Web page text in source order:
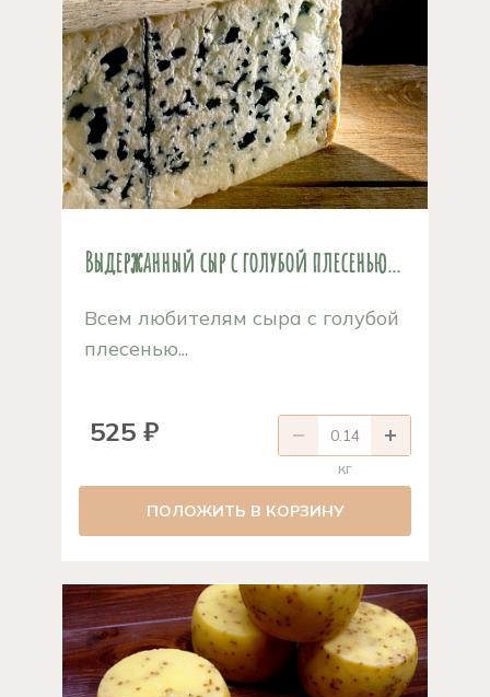
Выдержанный сыр с голубой плесенью...
Всем любителям сыра с голубой
плесенью...
525 ₽
кг
ПОЛОЖИТЬ В КОРЗИНУ